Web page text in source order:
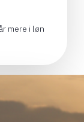
mere i løn